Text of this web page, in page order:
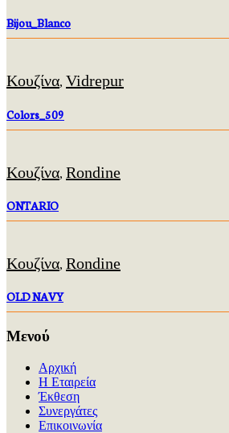
Bijou_Blanco
Κουζίνα, Vidrepur
Colors_509
Κουζίνα, Rondine
ONTARIO
Κουζίνα, Rondine
OLD NAVY
Μενού
Αρχική
Η Εταιρεία
Έκθεση
Συνεργάτες
Επικοινωνία